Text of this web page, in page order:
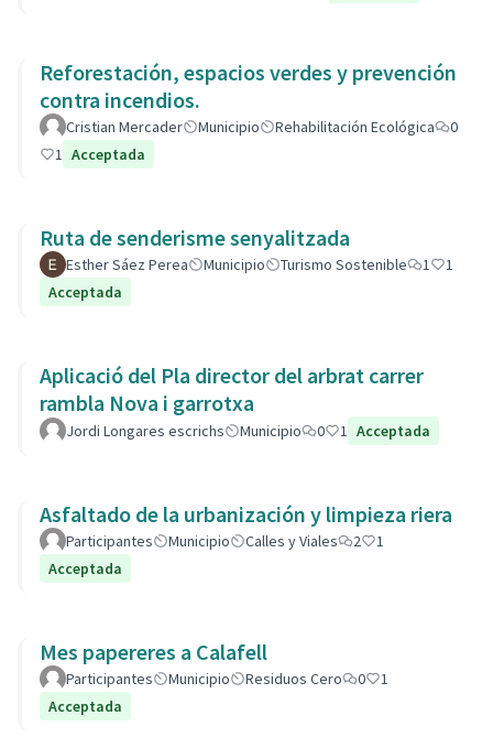
Reforestación, espacios verdes y prevención
contra incendios.
Cristian Mercader Municipio Rehabilitación Ecológica
0
1 Acceptada
Ruta de senderisme senyalitzada
Esther Sáez Perea Municipio Turismo Sostenible 1
1
Acceptada
Aplicació del Pla director del arbrat carrer
rambla Nova i garrotxa
Jordi Longares escrichs Municipio 0 1 Acceptada
Asfaltado de la urbanización y limpieza riera
Participantes Municipio Calles y Viales 2
1
Acceptada
Mes papereres a Calafell
Participantes Municipio Residuos Cero 0
1
Acceptada